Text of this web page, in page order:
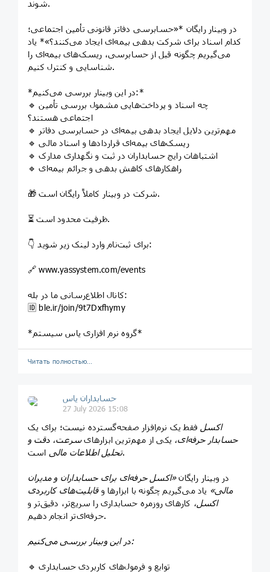
شوند.
در وبینار رایگان *«حسابرسی دفاتر قانونی تأمین اجتماعی؛
کدام اسناد برای شرکت بدهی بیمه‌ای ایجاد می‌کنند؟»* یاد
می‌گیریم چگونه قبل از حسابرسی، ریسک‌های بیمه‌ای را
شناسایی و کنترل کنیم.
*در این وبینار بررسی می‌کنیم:*
🔹 چه اسناد و پرداخت‌هایی مشمول بررسی تأمین
اجتماعی هستند؟
🔹 مهم‌ترین دلایل ایجاد بدهی بیمه‌ای در حسابرسی دفاتر
🔹 ریسک‌های بیمه‌ای قراردادها و اسناد مالی
🔹 اشتباهات رایج حسابداران در ثبت و نگهداری مدارک
🔹 راهکارهای کاهش بدهی و جرائم بیمه‌ای
🎁 شرکت در وبینار کاملاً رایگان است.
⏳ ظرفیت محدود است.
👇 برای ثبت‌نام وارد لینک زیر شوید:
🔗 www.yassystem.com/events
کانال اطلاع‌رسانی ما در بله:
🆔️ ble.ir/join/9t7Dxfhymy
*گروه نرم افزاری یاس سیستم*
Читать полностью…
حسابداران یاس
27 July 2026 15:08
اکسل فقط یک نرم‌افزار صفحه‌گسترده نیست؛ برای یک
حسابدار حرفه‌ای، یکی از مهم‌ترین ابزارهایسرعت، دقت و
تحلیل اطلاعات مالیاست.
در وبینار رایگان«اکسل حرفه‌ای برای حسابداران و مدیران
مالی» یاد می‌گیریم چگونه با ابزارها وقابلیت‌های کاربردی
اکسل، کارهای روزمره حسابداری را سریع‌تر، دقیق‌تر و
حرفه‌ای‌تر انجام دهیم.
در این وبینار بررسی می‌کنیم:
🔹 توابع و فرمول‌های کاربردی حسابداری